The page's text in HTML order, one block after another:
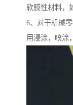
软膜性材料，
6、对于机械
用浸涂，喷涂